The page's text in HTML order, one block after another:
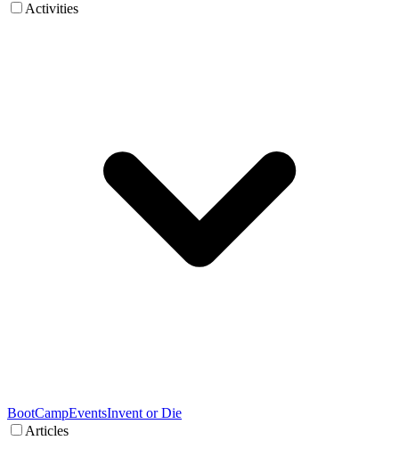
Activities
BootCampEventsInvent or Die
Articles